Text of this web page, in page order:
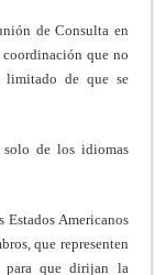
de Consulta en
que no
limitado de que se
solo de los idiomas
Estados Americanos
que representen
para que dirijan la